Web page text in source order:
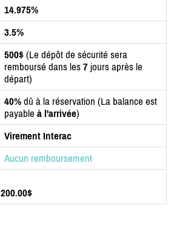
14.975%
3.5%
500$ (Le dépôt de sécurité sera
remboursé dans les 7 jours après le
départ)
40% dû à la réservation (La balance est
payable à l'arrivée)
Virement Interac
Aucun remboursement
200.00$